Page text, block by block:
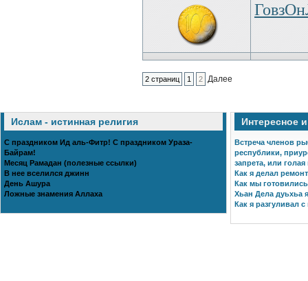
2 страниц 1 2 Далее
Ислам - истинная религия
С праздником Ид аль-Фитр! С праздником Ураза-
Байрам!
Месяц Рамадан (полезные ссылки)
В нее вселился джинн
День Ашура
Ложные знамения Аллаха
Интересное
Встреча членов
республики,
запрета, или
Как я делал
Как мы
Хьан Дела дуьхьа
Как я разгуливал